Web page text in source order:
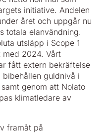
initiative. Andelen
året och uppgår nu
totala elanvändning.
utsläpp i Scope 1
2024. Vårt
fått extern bekräftelse
guldnivå i
genom att Nolato
klimatledare av
framåt på